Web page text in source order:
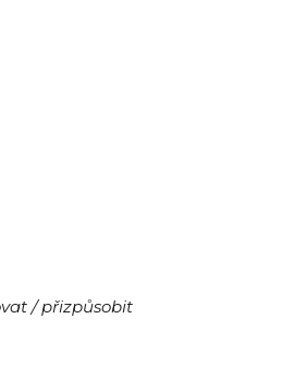
/ přizpůsobit